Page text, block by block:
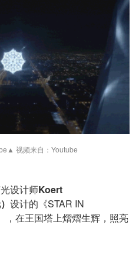
视频来自：Youtube
设计师Koert
设计的《STAR IN
，在王国塔上熠熠生辉，照亮